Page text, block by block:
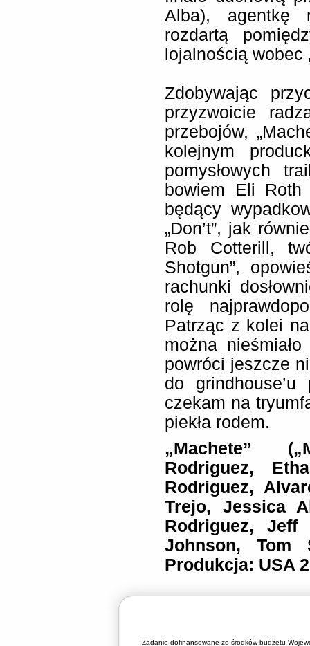
Alba), agentkę
rozdartą
lojalnością wobec
Zdobywając
przyzwoicie
przebojów,
kolejnym
pomysłowych
bowiem Eli
będący
„Don’t”, jak
Rob Cotterill,
Shotgun”,
rachunki
rolę
Patrząc z kolei
można
powróci jeszcze
do grindhouse’u
czekam na
piekła rodem.
„Machete”
Rodriguez,
Rodriguez,
Trejo, Jessica
Rodriguez, Jeff
Johnson, Tom
Produkcja: USA
Zadanie dofinansowane ze środków budżetu